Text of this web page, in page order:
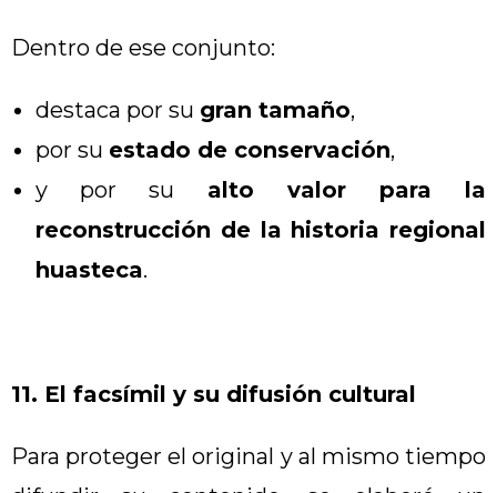
Dentro de ese conjunto:
destaca por su gran tamaño,
por su estado de conservación,
y por su alto valor para la
reconstrucción de la historia regional
huasteca.
11. El facsímil y su difusión cultural
Para proteger el original y al mismo tiempo